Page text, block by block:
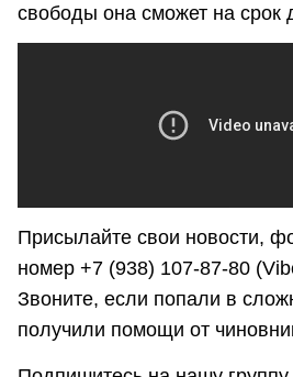
свободы она сможет на срок
Присылайте свои новости,
номер +7 (938) 107-87-80
Звоните, если попали в
получили помощи от